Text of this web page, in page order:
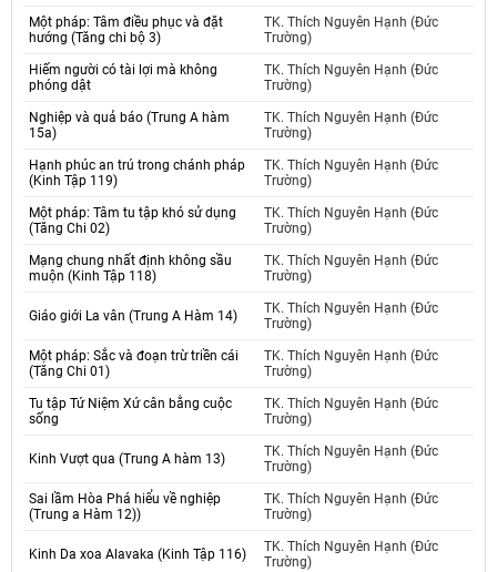
Một pháp: Tâm điều phục và đặt
hướng (Tăng chi bộ 3)
TK. Thích Nguyên Hạnh (Đức
Trường)
Hiếm người có tài lợi mà không
phóng dật
TK. Thích Nguyên Hạnh (Đức
Trường)
Nghiệp và quả báo (Trung A hàm
15a)
TK. Thích Nguyên Hạnh (Đức
Trường)
Hạnh phúc an trú trong chánh pháp
(Kinh Tập 119)
TK. Thích Nguyên Hạnh (Đức
Trường)
Một pháp: Tâm tu tập khó sử dụng
(Tăng Chi 02)
TK. Thích Nguyên Hạnh (Đức
Trường)
Mạng chung nhất định không sầu
muộn (Kinh Tập 118)
TK. Thích Nguyên Hạnh (Đức
Trường)
Giáo giới La vân (Trung A Hàm 14)
TK. Thích Nguyên Hạnh (Đức
Trường)
Một pháp: Sắc và đoạn trừ triền cái
(Tăng Chi 01)
TK. Thích Nguyên Hạnh (Đức
Trường)
Tu tập Tứ Niệm Xứ cân bằng cuộc
sống
TK. Thích Nguyên Hạnh (Đức
Trường)
Kinh Vượt qua (Trung A hàm 13)
TK. Thích Nguyên Hạnh (Đức
Trường)
Sai lầm Hòa Phá hiểu về nghiệp
(Trung a Hàm 12))
TK. Thích Nguyên Hạnh (Đức
Trường)
Kinh Da xoa Alavaka (Kinh Tập 116)
TK. Thích Nguyên Hạnh (Đức
Trường)